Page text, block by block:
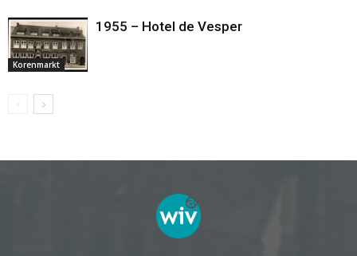
Korenmarkt
1955 – Hotel de Vesper